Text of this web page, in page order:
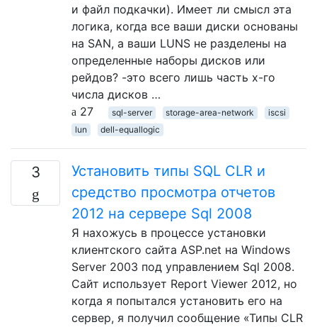
и файл подкачки). Имеет ли смысл эта
логика, когда все ваши диски основаны
на SAN, а ваши LUNS не разделены на
определенные наборы дисков или
рейдов? -это всего лишь часть x-го
числа дисков …
27
sql-server storage-area-network
iscsi
lun
dell-equallogic
3
Установить типы SQL CLR и
средство просмотра отчетов
2012 на сервере Sql 2008
Я нахожусь в процессе установки
клиентского сайта ASP.net на Windows
Server 2003 под управлением Sql 2008.
Сайт использует Report Viewer 2012, но
когда я попытался установить его на
сервер, я получил сообщение «Типы CLR